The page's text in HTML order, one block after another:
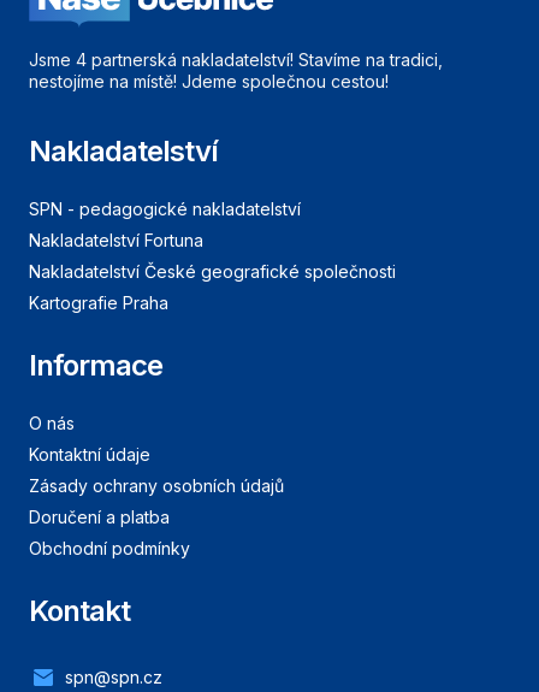
Jsme 4 partnerská nakladatelství! Stavíme na tradici,
nestojíme na místě! Jdeme společnou cestou!
Nakladatelství
SPN - pedagogické nakladatelství
Nakladatelství Fortuna
Nakladatelství České geografické společnosti
Kartografie Praha
Informace
O nás
Kontaktní údaje
Zásady ochrany osobních údajů
Doručení a platba
Obchodní podmínky
Kontakt
spn@spn.cz